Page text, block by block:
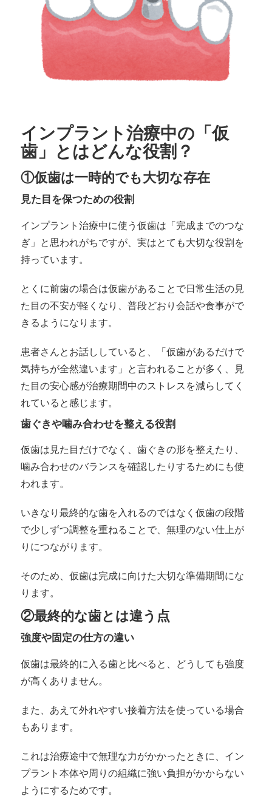
インプラント治療中の「仮
歯」とはどんな役割？
①仮歯は一時的でも大切な存在
見た目を保つための役割
インプラント治療中に使う仮歯は「完成までのつな
ぎ」と思われがちですが、実はとても大切な役割を
持っています。
とくに前歯の場合は仮歯があることで日常生活の見
た目の不安が軽くなり、普段どおり会話や食事がで
きるようになります。
患者さんとお話ししていると、「仮歯があるだけで
気持ちが全然違います」と言われることが多く、見
た目の安心感が治療期間中のストレスを減らしてく
れていると感じます。
歯ぐきや噛み合わせを整える役割
仮歯は見た目だけでなく、歯ぐきの形を整えたり、
噛み合わせのバランスを確認したりするためにも使
われます。
いきなり最終的な歯を入れるのではなく仮歯の段階
で少しずつ調整を重ねることで、無理のない仕上が
りにつながります。
そのため、仮歯は完成に向けた大切な準備期間にな
ります。
②最終的な歯とは違う点
強度や固定の仕方の違い
仮歯は最終的に入る歯と比べると、どうしても強度
が高くありません。
また、あえて外れやすい接着方法を使っている場合
もあります。
これは治療途中で無理な力がかかったときに、イン
プラント本体や周りの組織に強い負担がかからない
ようにするためです。